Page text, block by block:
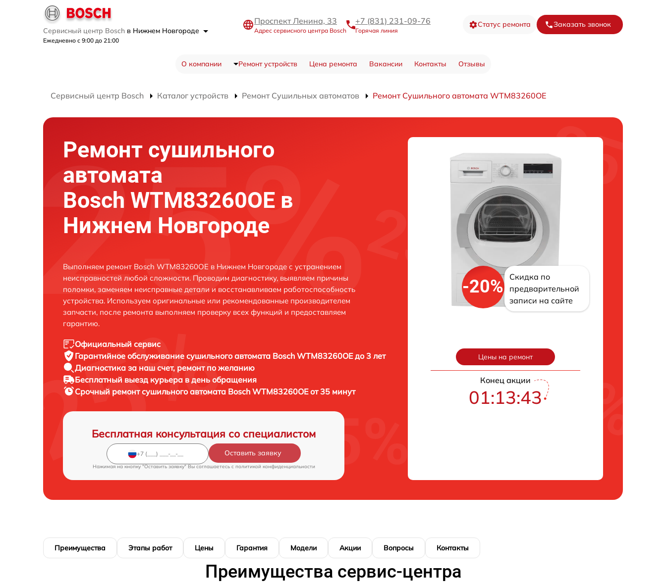
Сервисный центр Bosch в Нижнем Новгороде
Ежедневно с 9:00 до 21:00
Проспект Ленина, 33
Адрес сервисного центра Bosch
+7 (831) 231-09-76
Горячая линия
Статус ремонта Заказать звонок
О компании Ремонт устройств Цена ремонта Вакансии Контакты Отзывы
Сервисный центр Bosch Каталог устройств Ремонт Сушильных автоматов Ремонт Сушильного автомата WTM83260OE
Ремонт сушильного
автомата
Bosch WTM83260OE в
Нижнем Новгороде
Выполняем ремонт Bosch WTM83260OE в Нижнем Новгороде с устранением
неисправностей любой сложности. Проводим диагностику, выявляем причины
поломки, заменяем неисправные детали и восстанавливаем работоспособность
устройства. Используем оригинальные или рекомендованные производителем
запчасти, после ремонта выполняем проверку всех функций и предоставляем
гарантию.
Официальный сервис
Гарантийное обслуживание сушильного автомата Bosch WTM83260OE до 3 лет
Диагностика за наш счет, ремонт по желанию
Бесплатный выезд курьера в день обращения
Срочный ремонтсушильного автомата Bosch WTM83260OE от 35 минут
Бесплатная консультация со специалистом
Оставить заявку
Нажимая на кнопку "Оставить заявку" Вы соглашаетесь c политикой конфиденциальности
-20%
Скидка по
предварительной
записи на сайте
Цены на ремонт
Конец акции
01:13:43
Преимущества Этапы работ Цены Гарантия Модели Акции Вопросы Контакты
Преимущества сервис-центра